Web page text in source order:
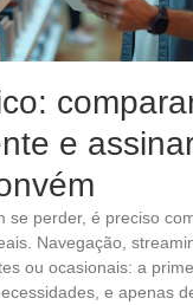
e
se perder, é preciso
Navegação,
ou ocasionais: a
e apenas